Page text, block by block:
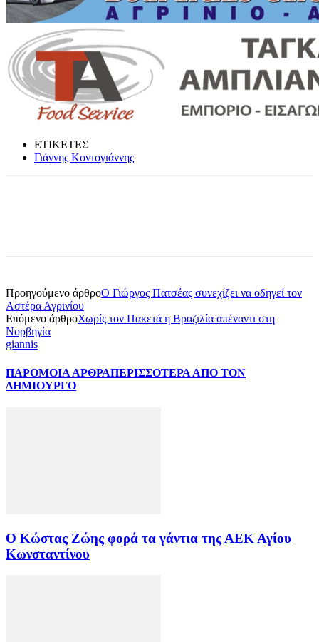
ΕΤΙΚΕΤΕΣ
Γιάννης Κοντογιάννης
Προηγούμενο άρθροΟ Γιώργος Πατσέας συνεχίζει να οδηγεί τον
Αστέρα Αγρινίου
Επόμενο άρθροΧωρίς τον Πακετά η Βραζιλία απέναντι στη
Νορβηγία
giannis
ΠΑΡΟΜΟΙΑ ΑΡΘΡΑΠΕΡΙΣΣΟΤΕΡΑ ΑΠΟ ΤΟΝ
ΔΗΜΙΟΥΡΓΟ
Ο Κώστας Ζώης φορά τα γάντια της ΑΕΚ Αγίου
Κωνσταντίνου